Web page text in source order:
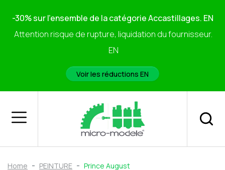
-30% sur l'ensemble de la catégorie Accastillages. EN
Attention risque de rupture, liquidation du fournisseur.
EN
Voir les réductions EN
Home PEINTURE Prince August